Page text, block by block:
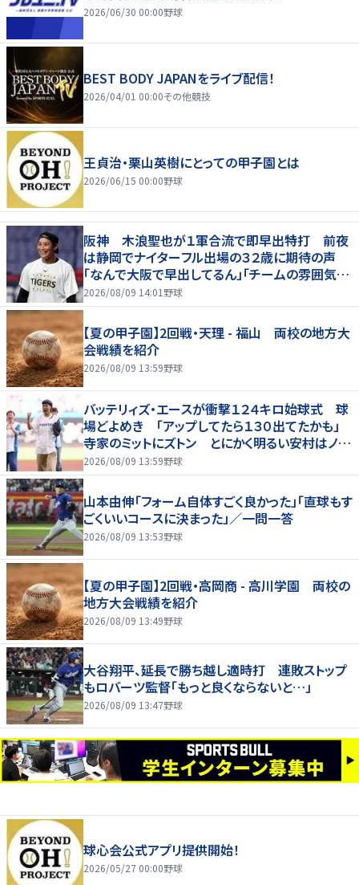
2026/06/30 00:00野球
BEST BODY JAPANをライブ配信！
2026/04/01 00:00その他競技
王貞治・栗山英樹にとっての甲子園とは
2026/06/15 00:00野球
阪神 木浪聖也が１軍合流で即早出特打 前夜
は静岡でナイターフル出場の３２歳に期待の声
「なんで大阪で早出してるん」「チームの雰囲気が
変わる気が」
2026/08/09 14:01 野球
【夏の甲子園】2回戦・天理 - 福山 両校の地方大
会戦績を紹介
2026/08/09 13:59野球
バッテリィズ・エースが衝撃１２４キロ始球式 球
場どよめき 「アップしてたら１３０出てたかも」
寺家のミットにズトン とにかく明るい安村はノー
バンならず
2026/08/09 13:59野球
山本由伸「フォーム自体すごく良かった」「直球もす
ごくいいコースに決まった」／一問一答
2026/08/09 13:53野球
【夏の甲子園】2回戦・高岡商 - 高川学園 両校の
地方大会戦績を紹介
2026/08/09 13:49野球
大谷翔平、延長で勝ち越し適時打 連敗ストップ
もロバーツ監督「もっと良くならないと…」
2026/08/09 13:47野球
球心会公式アプリ提供開始！
2026/05/27 00:00野球